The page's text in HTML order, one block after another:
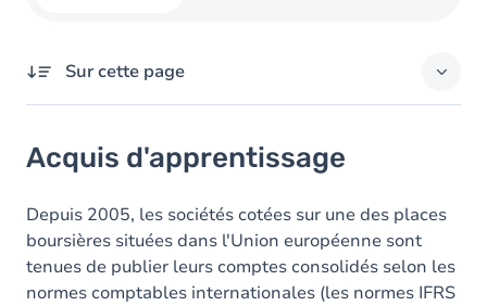
Sur cette page
Contenu
Table des matières
Acquis d'apprentissage
Depuis 2005, les sociétés cotées sur une des places
boursières situées dans l'Union européenne sont
tenues de publier leurs comptes consolidés selon les
normes comptables internationales (les normes IFRS